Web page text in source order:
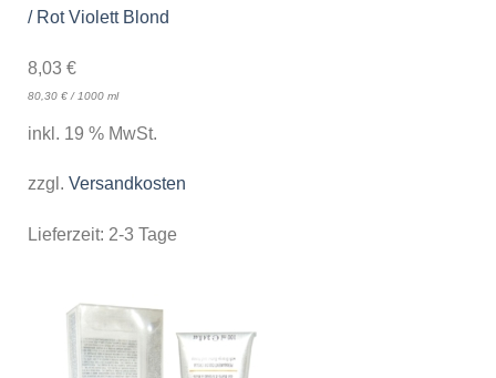
/ Rot Violett Blond
8,03 €
80,30 €/ 1000 ml
inkl. 19 % MwSt.
zzgl. Versandkosten
Lieferzeit: 2-3 Tage